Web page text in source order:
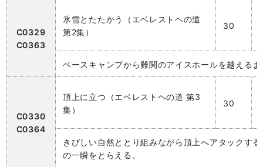
C0329
C0363
氷雪とたたかう（エベレストヘの道
第2集）
30
ベースキャンプから難関のアイスホールを越える
C0330
C0364
頂上に立つ（エベレストヘの道 第3
集）
30
きびしい自然ととり組みながら頂上へアタックす
の一瞬をとらえる。